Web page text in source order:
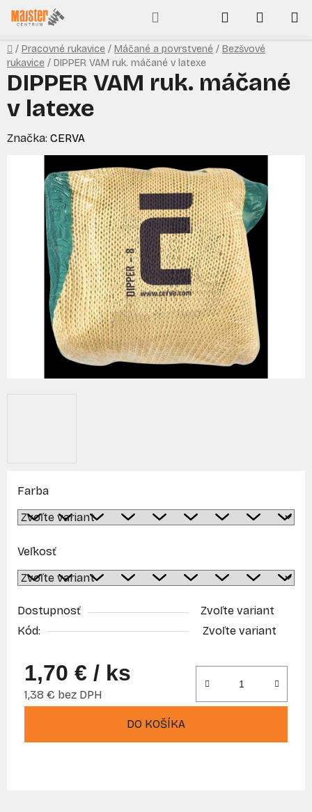
Prejsť
na
obsah
Hľadať
KOŠÍK
Domov
/ Pracovné rukavice / Máčané a povrstvené / Bezšvové
rukavice / DIPPER VAM ruk. máčané v latexe
Farba
Veľkosť
Dostupnosť
Zvoľte variant
Kód:
Zvoľte variant
1,70 € / ks
1,38 € bez DPH
DO KOŠÍKA
DIPPER VAM ruk. máčané
v latexe
Značka: CERVA